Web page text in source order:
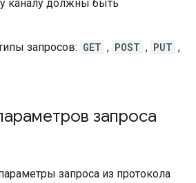
каналу должны быть
запросов: GET , POST , PUT ,
запроса
запроса из протокола